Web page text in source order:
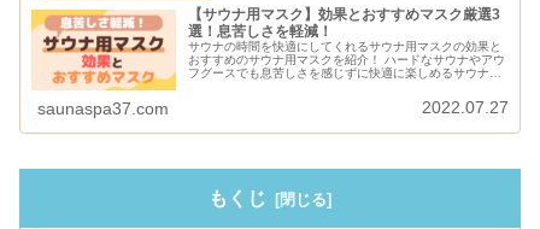
【サウナ用マスク】効果とおすすめマスク厳選3
選！息苦しさを軽減！
サウナの時間を快適にしてくれるサウナ用マスクの効果と
おすすめのサウナ用マスクを紹介！ ハードなサウナやアウ
フグースでも息苦しさを感じずに快適に楽しめるサウナ用
「サウナ用マスク の効果」「おすすめサウナ用マスク」
saunaspa37.com 2022.07.27
もくじ